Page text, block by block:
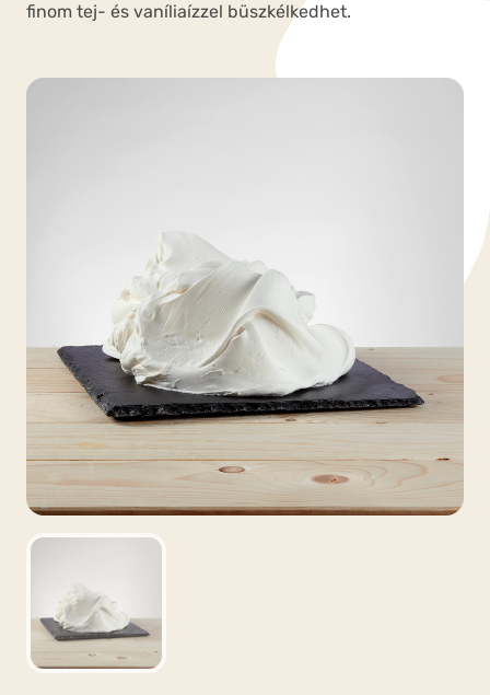
finom tej- és vaníliaízzel büszkélkedhet.